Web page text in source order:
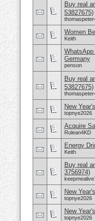
Buy real
53827675)
Women
Keith
Germany
penson
Buy real
53827675)
New
topnye2026
Acquire
Rulean4KD
Energy
Keith
Buy real
3756974)
New
topnye2026
New
topnye2026